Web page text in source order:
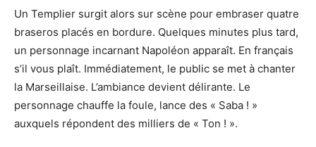
Un Templier surgit alors sur scène pour embraser quatre
braseros placés en bordure. Quelques minutes plus tard,
un personnage incarnant Napoléon apparaît. En français
s’il vous plaît. Immédiatement, le public se met à chanter
la Marseillaise. L’ambiance devient délirante. Le
personnage chauffe la foule, lance des « Saba ! »
auxquels répondent des milliers de « Ton ! ».